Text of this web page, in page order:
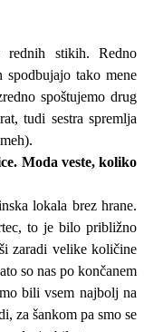
stikih. Redno
tako mene
spoštujemo drug
tudi sestra spremlja
Moda veste, koliko
lokala brez hrane.
to je bilo približno
zaradi velike količine
so nas po končanem
bili vsem najbolj na
za šankom pa smo se